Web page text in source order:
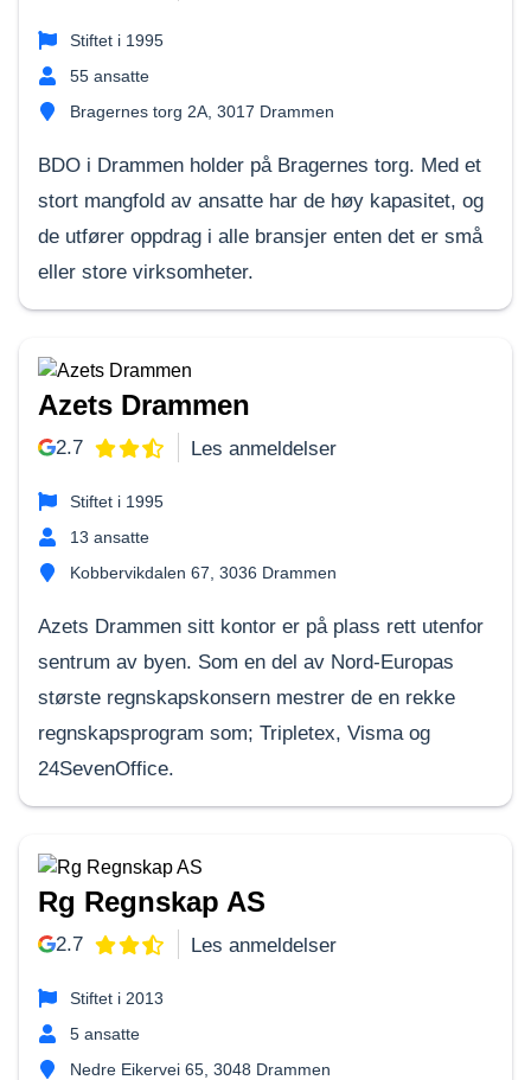
Stiftet i 1995
55 ansatte
Bragernes torg 2A, 3017 Drammen
BDO i Drammen holder på Bragernes torg. Med et
stort mangfold av ansatte har de høy kapasitet, og
de utfører oppdrag i alle bransjer enten det er små
eller store virksomheter.
Azets Drammen
2.7 Les anmeldelser
Stiftet i 1995
13 ansatte
Kobbervikdalen 67, 3036 Drammen
Azets Drammen sitt kontor er på plass rett utenfor
sentrum av byen. Som en del av Nord-Europas
største regnskapskonsern mestrer de en rekke
regnskapsprogram som; Tripletex, Visma og
24SevenOffice.
Rg Regnskap AS
2.7 Les anmeldelser
Stiftet i 2013
5 ansatte
Nedre Eikervei 65, 3048 Drammen